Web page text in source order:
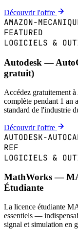
Découvrir l'offre
AMAZON-
FEATURED
LOGICIELS &
Autodesk —
gratuit)
Accédez gratuitement
complète pendant 1
standard de l'industrie
Découvrir l'offre
AUTODESK-
REF
LOGICIELS &
MathWorks —
Étudiante
La licence étudiante
essentiels —
signal et simulation en